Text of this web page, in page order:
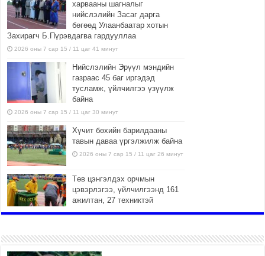
харвааны шагналыг
нийслэлийн Засаг дарга
бөгөөд Улаанбаатар хотын
Захирагч Б.Пүрэвдагва гардууллаа
2026 оны 7 сар 15 / 11 цаг 41 минут
Нийслэлийн Эрүүл мэндийн
газраас 45 баг иргэдэд
тусламж, үйлчилгээ үзүүлж
байна
2026 оны 7 сар 15 / 11 цаг 30 минут
Хүчит бөхийн барилдааны
тавын даваа үргэлжилж байна
2026 оны 7 сар 15 / 11 цаг 26 минут
Төв цэнгэлдэх орчмын
цэвэрлэгээ, үйлчилгээнд 161
ажилтан, 27 техниктэй
ажиллаж байна
Наадмын амралтын өдрүүдэд
нийслэлийн эрүүл мэндийн